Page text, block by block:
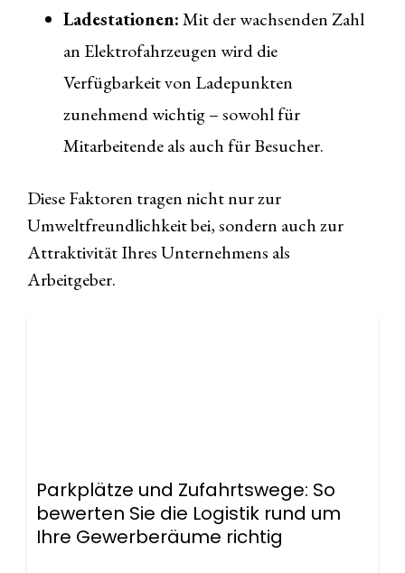
Ladestationen:Mit der wachsenden Zahl
an Elektrofahrzeugen wird die
Verfügbarkeit von Ladepunkten
zunehmend wichtig – sowohl für
Mitarbeitende als auch für Besucher.
Diese Faktoren tragen nicht nur zur
Umweltfreundlichkeit bei, sondern auch zur
Attraktivität Ihres Unternehmens als
Arbeitgeber.
Parkplätze und Zufahrtswege: So
bewerten Sie die Logistik rund um
Ihre Gewerberäume richtig